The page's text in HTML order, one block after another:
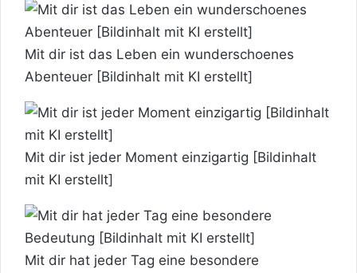
Mit dir ist das Leben ein wunderschoenes
Abenteuer [Bildinhalt mit KI erstellt]
Mit dir ist jeder Moment einzigartig [Bildinhalt
mit KI erstellt]
Mit dir hat jeder Tag eine besondere